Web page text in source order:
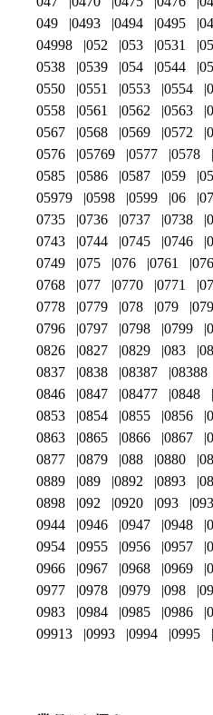
049
0493 0494 0495
04998
052 053 0531
0538
0539 054 0544
0550
0551 0553 0554
0558
0561 0562 0563
0567
0568 0569 0572
0576
05769 0577 0578
0585
0586 0587 059
05979
0598 0599 06
0735
0736 0737 0738
0743
0744 0745 0746
0749
075 076 0761
0768
077 0770 0771
0778
0779 078 079
0796
0797 0798 0799
0826
0827 0829 083
0837
0838 08387 08388
0846
0847 08477 0848
0853
0854 0855 0856
0863
0865 0866 0867
0877
0879 088 0880
0889
089 0892 0893
0898
092 0920 093
0944
0946 0947 0948
0954
0955 0956 0957
0966
0967 0968 0969
0977
0978 0979 098
0983
0984 0985 0986
09913
0993 0994 0995